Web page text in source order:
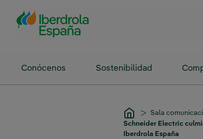
Saltar al contenido principal
Conócenos Sostenibilidad
Sala
Schneider Electric
Iberdrola España